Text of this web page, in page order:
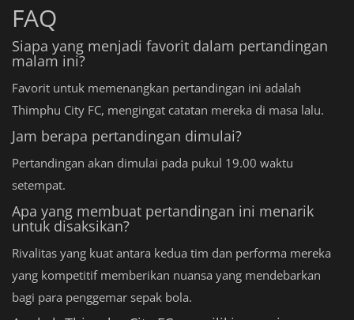
FAQ
Siapa yang menjadi favorit dalam pertandingan
malam ini?
Favorit untuk memenangkan pertandingan ini adalah
Thimphu City FC, mengingat catatan mereka di masa lalu.
Jam berapa pertandingan dimulai?
Pertandingan akan dimulai pada pukul 19.00 waktu
setempat.
Apa yang membuat pertandingan ini menarik
untuk disaksikan?
Rivalitas yang kuat antara kedua tim dan performa mereka
yang kompetitif memberikan nuansa yang mendebarkan
bagi para penggemar sepak bola.